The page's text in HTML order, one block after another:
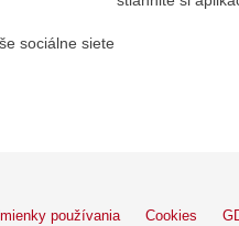
sociálne siete
používania Cookies